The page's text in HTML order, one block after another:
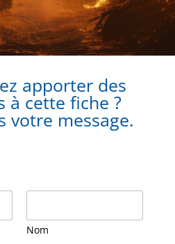
apporter des
à cette fiche ?
votre message.
Nom